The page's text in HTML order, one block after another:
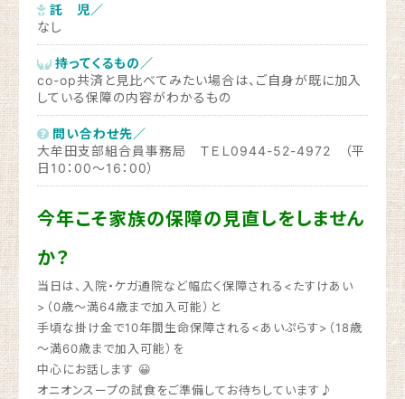
託 児／
なし
持ってくるもの／
co-op共済と見比べてみたい場合は、ご自身が既に加入
している保障の内容がわかるもの
問い合わせ先／
大牟田支部組合員事務局 ＴＥＬ0944-52-4972 （平
日10：00～16：00）
今年こそ家族の保障の見直しをしません
か？
当日は、入院・ケガ通院など幅広く保障される<たすけあい
>（0歳～満64歳まで加入可能）と
手頃な掛け金で10年間生命保障される<あいぷらす>（18歳
～満60歳まで加入可能）を
中心にお話します 😀
オニオンスープの試食をご準備してお待ちしています♪